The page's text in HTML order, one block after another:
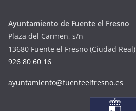
Ayuntamiento de Fuente el Fresno
Plaza del Carmen, s/n
13680 Fuente el Fresno (Ciudad Real)
926 80 60 16
ayuntamiento@fuenteelfresno.es